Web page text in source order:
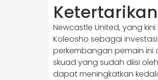
Newcastle United, yang
Koleosho sebagai
perkembangan pemain ini
skuad yang sudah diisi
dapat meningkatkan